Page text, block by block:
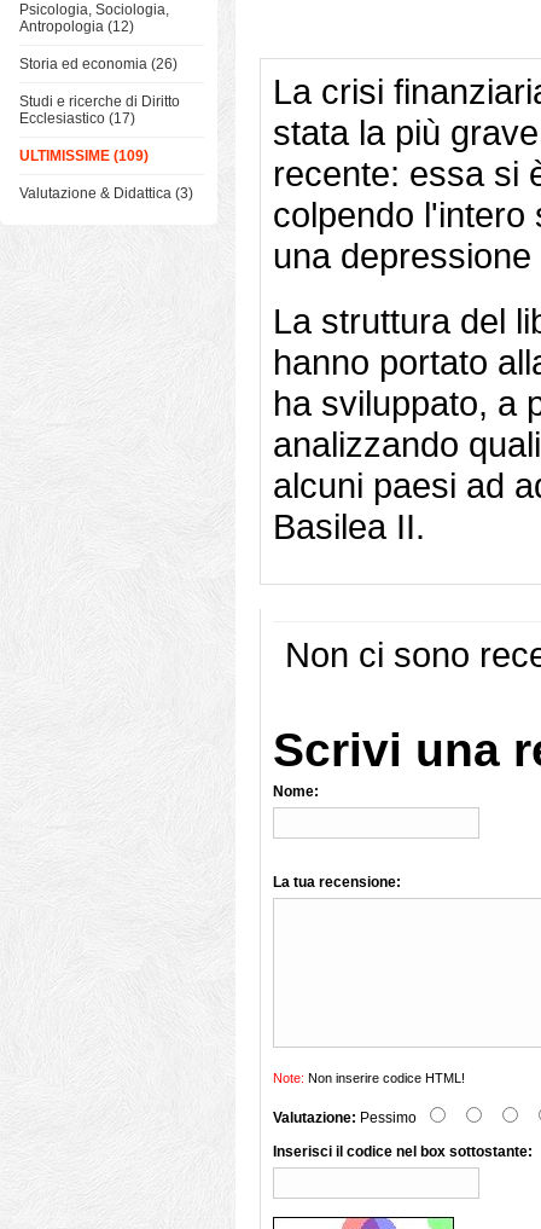
Psicologia, Sociologia,
Antropologia (12)
Storia ed economia (26)
Studi e ricerche di Diritto
Ecclesiastico (17)
ULTIMISSIME (109)
Valutazione & Didattica (3)
La crisi
stata la più
recente: essa si
colpendo l'intero
una
La struttura del
hanno portato
ha sviluppato, a
analizzando
alcuni paesi ad
Basilea II.
Non ci sono
Scrivi una
Nome:
La tua recensione:
Note: Non inserire codice HTML!
Valutazione: Pessimo
Inserisci il codice nel box sottostante: